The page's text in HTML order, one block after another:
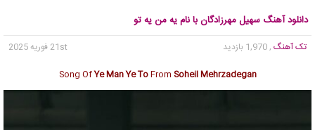
دانلود آهنگ سهیل مهرزادگان با نام یه من یه تو
تک آهنگ , 1,970 بازدید
21st فوریه 2025
Song OfYe Man Ye ToFrom Soheil Mehrzadegan